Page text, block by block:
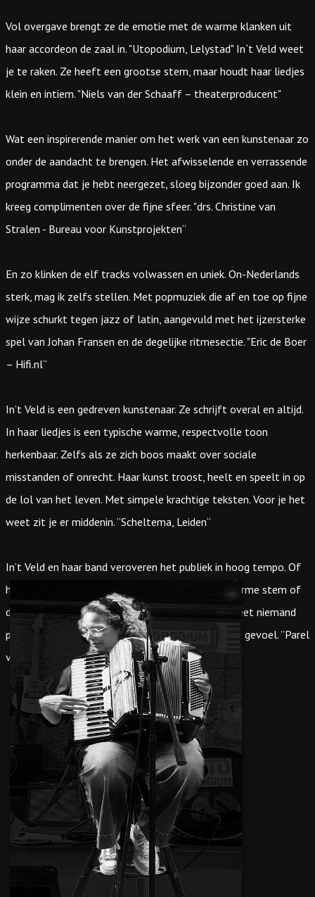
Vol overgave brengt ze de emotie met de warme klanken uit
haar accordeon de zaal in. "Utopodium, Lelystad" In`t Veld weet
je te raken. Ze heeft een grootse stem, maar houdt haar liedjes
klein en intiem. "Niels van der Schaaff – theaterproducent"
Wat een inspirerende manier om het werk van een kunstenaar zo
onder de aandacht te brengen. Het afwisselende en verrassende
programma dat je hebt neergezet, sloeg bijzonder goed aan. Ik
kreeg complimenten over de fijne sfeer. "drs. Christine van
Stralen - Bureau voor Kunstprojekten“
En zo klinken de elf tracks volwassen en uniek. On-Nederlands
sterk, mag ik zelfs stellen. Met popmuziek die af en toe op fijne
wijze schurkt tegen jazz of latin, aangevuld met het ijzersterke
spel van Johan Fransen en de degelijke ritmesectie. "Eric de Boer
– Hifi.nl“
In’t Veld is een gedreven kunstenaar. Ze schrijft overal en altijd.
In haar liedjes is een typische warme, respectvolle toon
herkenbaar. Zelfs als ze zich boos maakt over sociale
misstanden of onrecht. Haar kunst troost, heelt en speelt in op
de lol van het leven. Met simpele krachtige teksten. Voor je het
weet zit je er middenin. ”Scheltema, Leiden“
In’t Veld en haar band veroveren het publiek in hoog tempo. Of
het door haar accordeon komt, haar typerende warme stem of
de herkenbare gitaarklanken van Johan Fransen weet niemand
precies. Maar de liedjes van Caroline spelen met je gevoel. ”Parel
van Zuilen, Utrecht“